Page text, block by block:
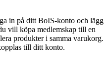
in på ditt BoIS-konto och lägg
vill köpa medlemskap till en
produkter i samma varukorg.
till ditt konto.